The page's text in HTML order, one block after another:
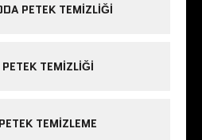
PETEK TEMIZLIĞI
PETEK TEMIZLIĞI
TEMIZLEME